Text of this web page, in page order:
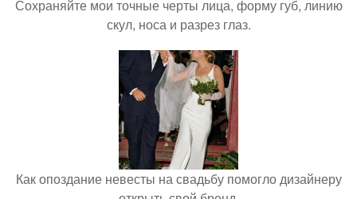
Сохраняйте мои точные черты лица, форму губ, линию
скул, носа и разрез глаз.
Как опоздание невесты на свадьбу помогло дизайнеру